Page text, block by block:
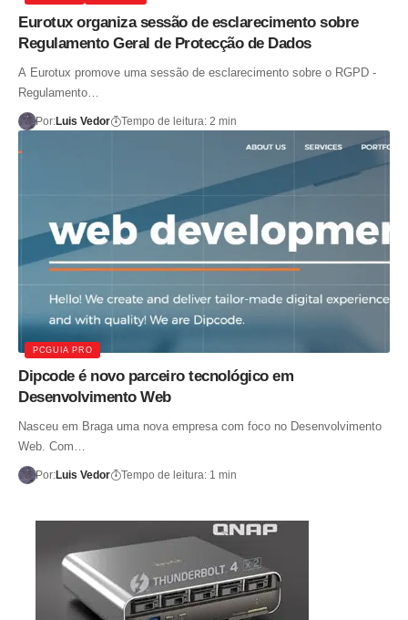
Eurotux organiza sessão de esclarecimento sobre
Regulamento Geral de Protecção de Dados
A Eurotux promove uma sessão de esclarecimento sobre o RGPD -
Regulamento…
Por:Luis Vedor Tempo de leitura: 2 min
PCGUIA PRO
Dipcode é novo parceiro tecnológico em
Desenvolvimento Web
Nasceu em Braga uma nova empresa com foco no Desenvolvimento
Web. Com…
Por:Luis Vedor Tempo de leitura: 1 min